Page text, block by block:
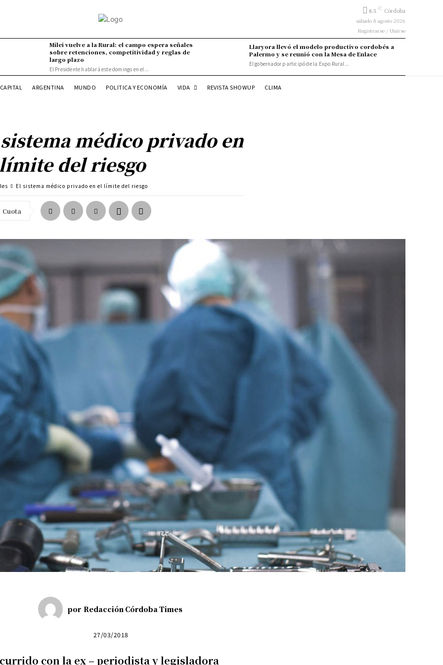
8.5 C Córdoba
sábado 8 agosto 2026
Registrarse / Unirse
Milei vuelve a la Rural: el campo espera señales
sobre retenciones, competitividad y reglas de
largo plazo
El Presidente hablará este domingo en el...
Llaryora llevó el modelo productivo cordobés a
Palermo y se reunió con la Mesa de Enlace
El gobernador participó de la Expo Rural...
ARGENTINA MUNDO POLITICA Y ECONOMÍA VIDA REVISTA SHOWUP CLIMA
médico privado en
del riesgo
El sistema médico privado en el límite del riesgo
Cuota
por Redacción Córdoba Times
27/03/2018
con la ex – periodista y legisladora